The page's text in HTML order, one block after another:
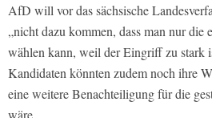
AfD will vor das sächsische
„nicht dazu kommen, dass man nur die
wählen kann, weil der Eingriff zu stark
Kandidaten könnten zudem noch ihre
eine weitere Benachteiligung für die
wäre.